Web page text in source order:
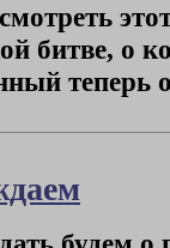
битве, о
теперь